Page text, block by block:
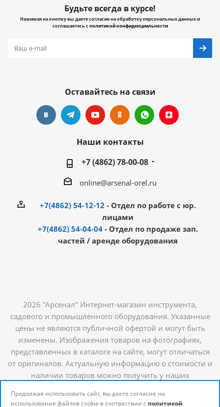
Будьте всегда в курсе!
Нажимая на кнопку вы даете согласие на обработку персональных данных и
соглашаетесь сполитикой конфиденциальности
Оставайтесь на связи
Наши контакты
+7 (4862) 78-00-08
online@arsenal-orel.ru
+7(4862) 54-12-12 - Отдел по работе с юр.
лицами
+7(4862) 54-04-04 - Отдел по продаже зап.
частей / аренде оборудования
2026 "Арсенал" Интернет-магазин инструмента,
садового и промышленного оборудования. Указанные
цены не являются публичной офертой и могут быть
изменены. Изображения товаров на фотографиях,
представленных в каталоге на сайте, могут отличаться
от оригиналов. Актуальную информацию о стоимости и
наличии товаров можно получить у наших
Продолжая использовать сайт, вы даете согласие на
использование файлов cookie в соотвествии с политикой